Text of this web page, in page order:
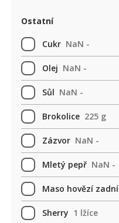
Ostatní
Cukr NaN -
Olej NaN -
Sůl NaN -
Brokolice 225 g
Zázvor NaN -
Mletý pepř NaN -
Maso hovězí zadní
Sherry 1 lžíce